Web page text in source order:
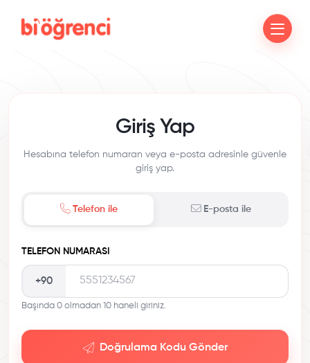
Giriş Yap
Hesabına telefon numaran veya e-posta adresinle güvenle
giriş yap.
Telefon ile E-posta ile
TELEFON NUMARASI
+90
Başında 0 olmadan 10 haneli giriniz.
Doğrulama Kodu Gönder